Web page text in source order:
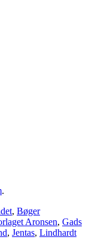
.
, Bøger
Aronsen, Gads
, Jentas, Lindhardt